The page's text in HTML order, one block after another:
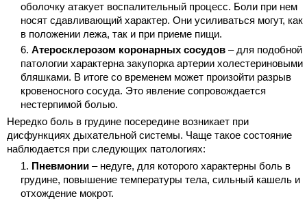
оболочку атакует воспалительный процесс. Боли при нем
носят сдавливающий характер. Они усиливаться могут, как
в положении лежа, так и при приеме пищи.
Атеросклерозом коронарных сосудов – для подобной
патологии характерна закупорка артерии холестериновыми
бляшками. В итоге со временем может произойти разрыв
кровеносного сосуда. Это явление сопровождается
нестерпимой болью.
Нередко боль в грудине посередине возникает при
дисфункциях дыхательной системы. Чаще такое состояние
наблюдается при следующих патологиях:
Пневмонии – недуге, для которого характерны боль в
грудине, повышение температуры тела, сильный кашель и
отхождение мокрот.